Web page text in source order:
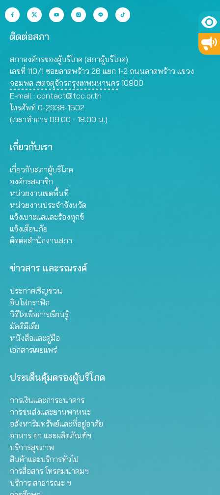
ติดต่อสภา
สภาองค์กรของผู้บริโภค (สภาผู้บริโภค)
เลขที่ 110/1 ซอยลาดพร้าว 26 แยก 1-2 ถนนลาดพร้าว แขวง
จอมพล เขตจตุจักรกรุงเทพมหานคร 10900
E-mail : contact@tcc.or.th
โทรศัพท์ 0-2938-1502
(เวลาทำการ 09.00 - 18.00 น.)
เกี่ยวกับเรา
เกี่ยวกับสภาผู้บริโภค
องค์กรสมาชิก
หน่วยงานเขตพื้นที่
หน่วยงานประจำจังหวัด
แจ้งเบาะแสและร้องทุกข์
แจ้งเตือนภัย
ติดต่อสำนักงานสภา
ข่าวสาร และรณรงค์
ประกาศเชิญชวน
อินโฟกราฟิก
วิดีโอเพื่อการเรียนรู้
มัลติมีเดีย
หนังสือและคู่มือ
เอกสารเผยแพร่
ประเด็นคุ้มครองผู้บริโภค
การเงินและการธนาคาร
การขนส่งและยานพาหนะ
อสังหาริมทรัพย์และที่อยู่อาศัย
อาหาร ยา และผลิตภัณฑ์ฯ
บริการสุขภาพ
สินค้าและบริการทั่วไป
การสื่อสาร โทรคมนาคมฯ
บริการ สาธารณะ ฯ